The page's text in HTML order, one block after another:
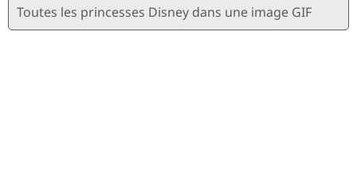
Toutes les princesses Disney dans une image GIF